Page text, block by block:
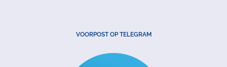
VOORPOST OP TELEGRAM